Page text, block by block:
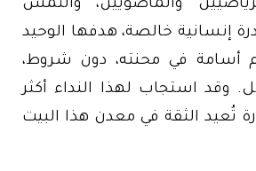
والماصويين، والتمس
إنسانية خالصة، هدفها الوحيد
في محنته، دون شروط،
وقد استجاب لهذا النداء أكثر
تُعيد الثقة في معدن هذا البيت